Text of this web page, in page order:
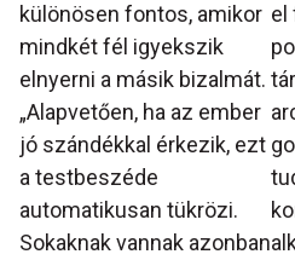
el
különösen fontos, amikor
mindkét fél igyekszik
elnyerni a másik bizalmát.
„Alapvetően, ha az ember
jó szándékkal érkezik, ezt
a testbeszéde
automatikusan tükrözi.
Sokaknak vannak azonban